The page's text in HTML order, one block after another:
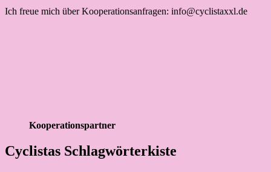
Ich freue mich über Kooperationsanfragen: info@cyclistaxxl.de
Kooperationspartner
Cyclistas Schlagwörterkiste